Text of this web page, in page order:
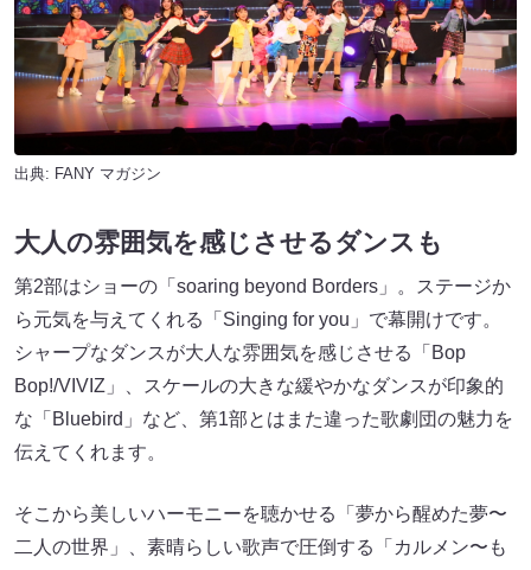
出典: FANY マガジン
大人の雰囲気を感じさせるダンスも
第2部はショーの「soaring beyond Borders」。ステージか
ら元気を与えてくれる「Singing for you」で幕開けです。
シャープなダンスが大人な雰囲気を感じさせる「Bop
Bop!/VIVIZ」、スケールの大きな緩やかなダンスが印象的
な「Bluebird」など、第1部とはまた違った歌劇団の魅力を
伝えてくれます。
そこから美しいハーモニーを聴かせる「夢から醒めた夢〜
二人の世界」、素晴らしい歌声で圧倒する「カルメン〜も